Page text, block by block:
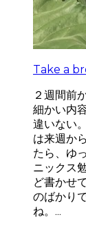
Take a
２週間前
細かい内
違いない
は来週か
たら、ゆ
ニックス
ど書かせ
のばかり
ね。...